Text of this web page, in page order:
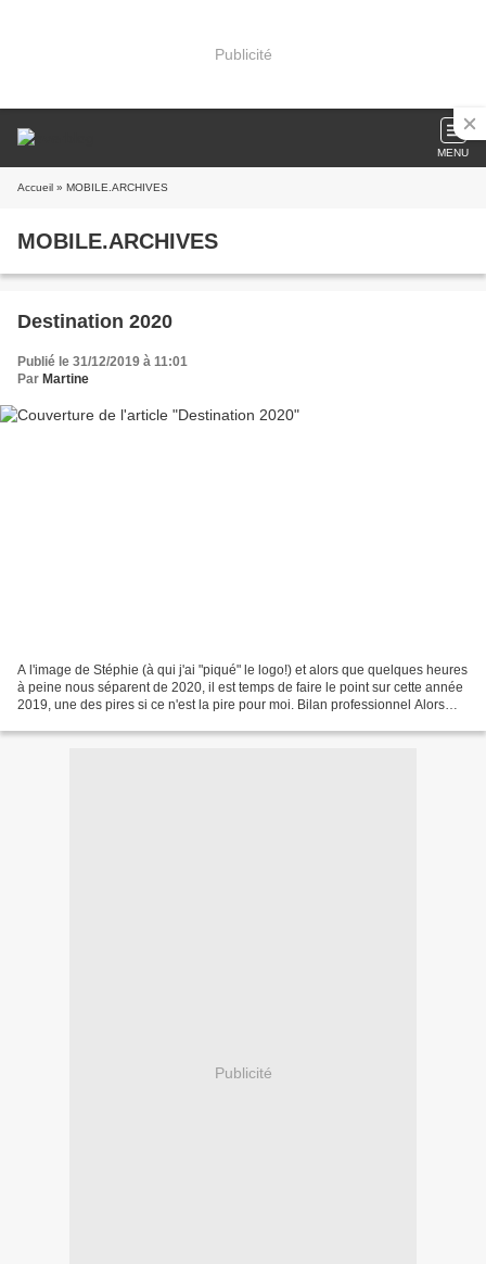
Publicité
MENU
Accueil » MOBILE.ARCHIVES
MOBILE.ARCHIVES
Destination 2020
Publié le 31/12/2019 à 11:01
Par Martine
A l'image de Stéphie (à qui j'ai "piqué" le logo!) et alors que quelques heures
à peine nous séparent de 2020, il est temps de faire le point sur cette année
2019, une des pires si ce n'est la pire pour moi. Bilan professionnel Alors
Publicité